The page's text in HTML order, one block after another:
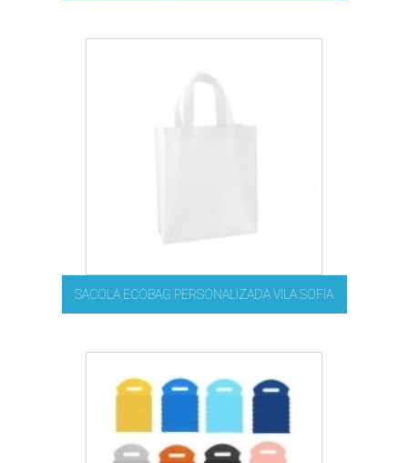
SACOLA ECOBAG PERSONALIZADA VILA SOFIA